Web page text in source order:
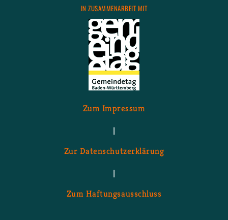
IN ZU­SAM­MEN­AR­BEIT MIT
Zum Im­pres­sum
|
Zur Da­ten­schutz­er­klä­rung
|
Zum Haf­tungs­aus­schluss